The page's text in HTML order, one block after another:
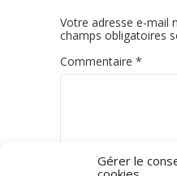
Gérer le
Votre adresse e-mail
champs obligatoires
Commentaire *